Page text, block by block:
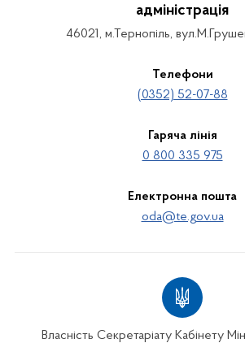
адміністрація
46021, м.Тернопіль,
Телефони
(0352) 52-07-88
Гаряча лінія
0 800 335 975
Електронна пошта
oda@te.gov.ua
Власність Секретаріату Кабінету